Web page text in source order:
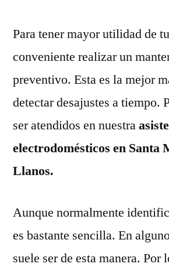
Para tener mayor utilidad de
conveniente realizar un
preventivo. Esta es la mejor
detectar desajustes a tiempo.
ser atendidos en nuestra
electrodomésticos en Santa
Llanos.
Aunque normalmente
es bastante sencilla. En
suele ser de esta manera. Por